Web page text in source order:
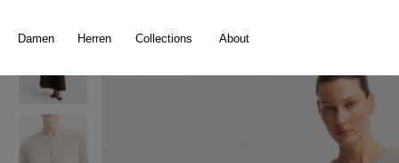
Damen Herren Collections About